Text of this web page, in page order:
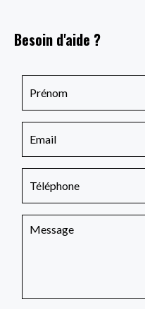
Besoin d'aide ?